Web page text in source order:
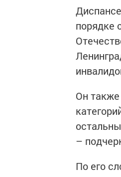
порядке
Он
–
По его